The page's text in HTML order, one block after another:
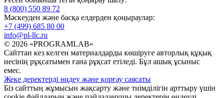
8 (800) 550 89 72
Мәскеуден және басқа елдерден қоңыраулар:
+7 (499) 685 80 00
info@pl-llc.ru
© 2026 «PROGRAMLAB»
Сайттан кез келген материалдарды көшіруге авторлық құқық
иесінің рұқсатымен ғана рұқсат етіледі. Бұл ашық ұсыныс
емес.
Жеке деректерді өңдеу және қорғау саясаты
Біз сайттың жұмысын жақсарту және тиімділігін арттыру үшін